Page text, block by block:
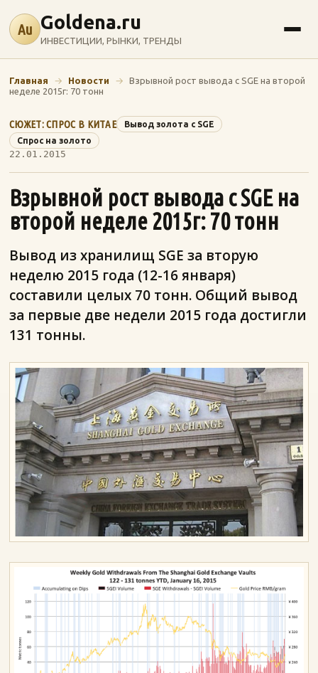
Au Goldena.ru
ИНВЕСТИЦИИ, РЫНКИ, ТРЕНДЫ
Главная → Новости →
Взрывной рост вывода с SGE на второй
неделе 2015г: 70 тонн
СЮЖЕТ: СПРОС В КИТАЕ
Вывод золота с SGE
Спрос на золото
22.01.2015
Взрывной рост вывода с SGE на
второй неделе 2015г: 70 тонн
Вывод из хранилищ SGE за вторую
неделю 2015 года (12-16 января)
составили целых 70 тонн. Общий вывод
за первые две недели 2015 года достигли
131 тонны.